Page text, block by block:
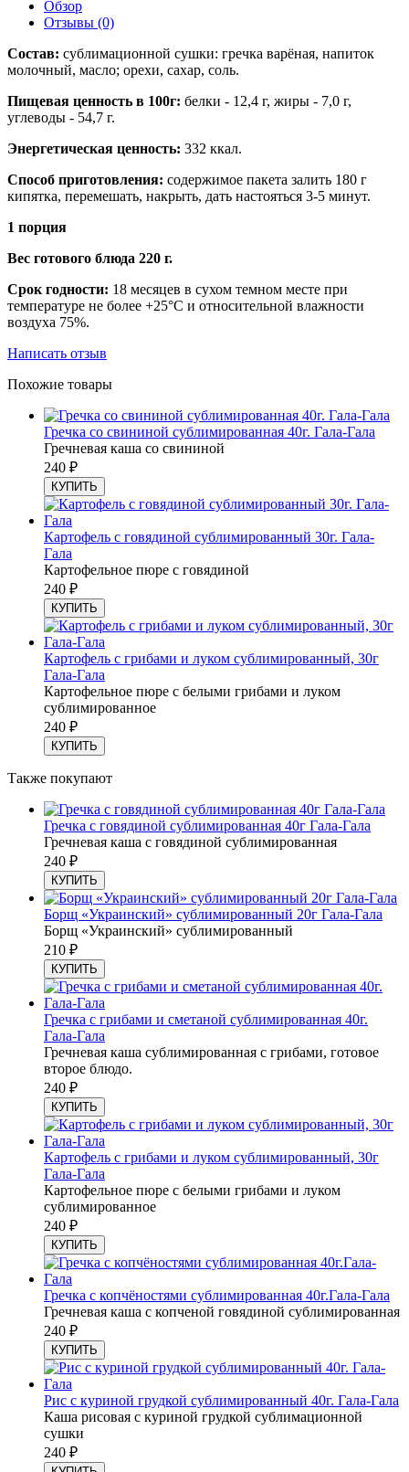
Обзор
Отзывы (0)
Состав: сублимационной сушки: гречка варёная, напиток
молочный, масло; орехи, сахар, соль.
Пищевая ценность в 100г: белки - 12,4 г, жиры - 7,0 г,
углеводы - 54,7 г.
Энергетическая ценность: 332 ккал.
Способ приготовления: содержимое пакета залить 180 г
кипятка, перемешать, накрыть, дать настояться 3-5 минут.
1 порция
Вес готового блюда 220 г.
Срок годности: 18 месяцев в сухом темном месте при
температуре не более +25°С и относительной влажности
воздуха 75%.
Написать отзыв
Похожие товары
Гречка со свининой сублимированная 40г. Гала-Гала
Гречневая каша со свининой
240 ₽
КУПИТЬ
Картофель с говядиной сублимированный 30г. Гала-
Гала
Картофельное пюре с говядиной
240 ₽
КУПИТЬ
Картофель с грибами и луком сублимированный, 30г
Гала-Гала
Картофельное пюре с белыми грибами и луком
сублимированное
240 ₽
КУПИТЬ
Также покупают
Гречка с говядиной сублимированная 40г Гала-Гала
Гречневая каша с говядиной сублимированная
240 ₽
КУПИТЬ
Борщ «Украинский» сублимированный 20г Гала-Гала
Борщ «Украинский» сублимированный
210 ₽
КУПИТЬ
Гречка с грибами и сметаной сублимированная 40г.
Гала-Гала
Гречневая каша сублимированная с грибами, готовое
второе блюдо.
240 ₽
КУПИТЬ
Картофель с грибами и луком сублимированный, 30г
Гала-Гала
Картофельное пюре с белыми грибами и луком
сублимированное
240 ₽
КУПИТЬ
Гречка с копчёностями сублимированная 40г.Гала-Гала
Гречневая каша с копченой говядиной сублимированная
240 ₽
КУПИТЬ
Рис с куриной грудкой сублимированный 40г. Гала-Гала
Каша рисовая с куриной грудкой сублимационной
сушки
240 ₽